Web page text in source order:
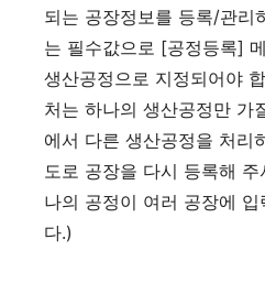
되는 공장정보를 등록/관리
는 필수값으로 [공정등록]
생산공정으로 지정되어야
처는 하나의 생산공정만 가
에서 다른 생산공정을 처리
도로 공장을 다시 등록해
나의 공정이 여러 공장에
다.)